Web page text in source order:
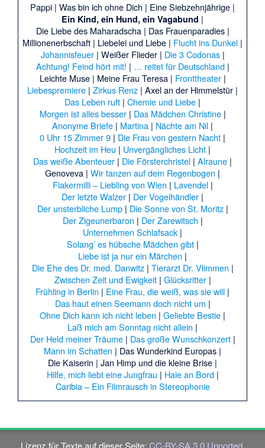
Pappi | Was bin ich ohne Dich | Eine Siebzehnjährige |
Ein Kind, ein Hund, ein Vagabund |
Die Liebe des Maharadscha| Das Frauenparadies|
Millionenerbschaft | Liebelei und Liebe | Flucht ins Dunkel |
Johannisfeuer| Weißer Flieder| Die 3 Codonas|
Achtung! Feind hört mit! | … reitet für Deutschland|
Leichte Muse| Meine Frau Teresa| Fronttheater|
Liebespremiere | Zirkus Renz | Axel an der Himmelstür |
Das Leben ruft | Chemie und Liebe |
Morgen ist alles besser| Das Mädchen Christine|
Anonyme Briefe | Martina | Nächte am Nil |
0 Uhr 15 Zimmer 9 | Die Frau von gestern Nacht |
Hochzeit im Heu | Unvergängliches Licht |
Das weiße Abenteuer | Die Försterchristel | Alraune |
Genoveva | Wir tanzen auf dem Regenbogen |
Fiakermilli – Liebling von Wien | Lavendel|
Der letzte Walzer | Der Vogelhändler |
Der unsterbliche Lump| Die Sonne von St. Moritz|
Der Zigeunerbaron | Der Zarewitsch |
Unternehmen Schlafsack |
Solang’ es hübsche Mädchen gibt|
Liebe ist ja nur ein Märchen |
Die Ehe des Dr. med. Danwitz| Tierarzt Dr. Vlimmen |
Zwischen Zeit und Ewigkeit| Glücksritter|
Frühling in Berlin | Eine Frau, die weiß, was sie will |
Das haut einen Seemann doch nicht um |
Ohne Dich kann ich nicht leben | Geliebte Bestie |
Laß mich am Sonntag nicht allein |
Der Held meiner Träume| Das große Wunschkonzert|
Mann im Schatten | Das Wunderkind Europas |
Die Kaiserin | Jan Himp und die kleine Brise |
Hilfe, mich liebt eine Jungfrau | Haie an Bord|
Caribia – Ein Filmrausch in Stereophonie
Lizenz für Texte auf dieser Seite: CC-BY-SA 3.0 Unported.